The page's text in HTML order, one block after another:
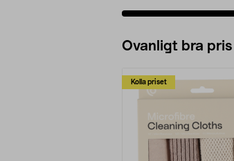
Ovanligt bra
Kolla priset